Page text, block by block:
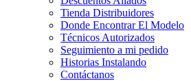
Tienda Distribuidores
Donde Encontrar El Modelo
Técnicos Autorizados
Seguimiento a mi pedido
Historias Instalando
Contáctanos